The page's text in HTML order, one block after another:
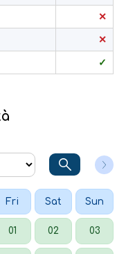
✕
✕
✓
Fri Sat Sun
01 02 03